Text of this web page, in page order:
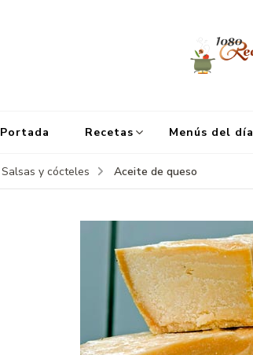
Portada Recetas Menús del día
Salsas y cócteles Aceite de queso